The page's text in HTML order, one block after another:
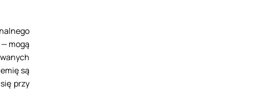
mogą
są
przy